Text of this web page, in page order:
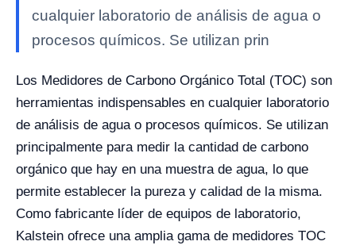
cualquier laboratorio de análisis de agua o
procesos químicos. Se utilizan prin
Los Medidores de Carbono Orgánico Total (TOC) son
herramientas indispensables en cualquier laboratorio
de análisis de agua o procesos químicos. Se utilizan
principalmente para medir la cantidad de carbono
orgánico que hay en una muestra de agua, lo que
permite establecer la pureza y calidad de la misma.
Como fabricante líder de equipos de laboratorio,
Kalstein ofrece una amplia gama de medidores TOC